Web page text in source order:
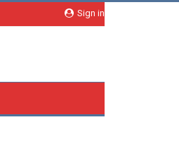
Sign in